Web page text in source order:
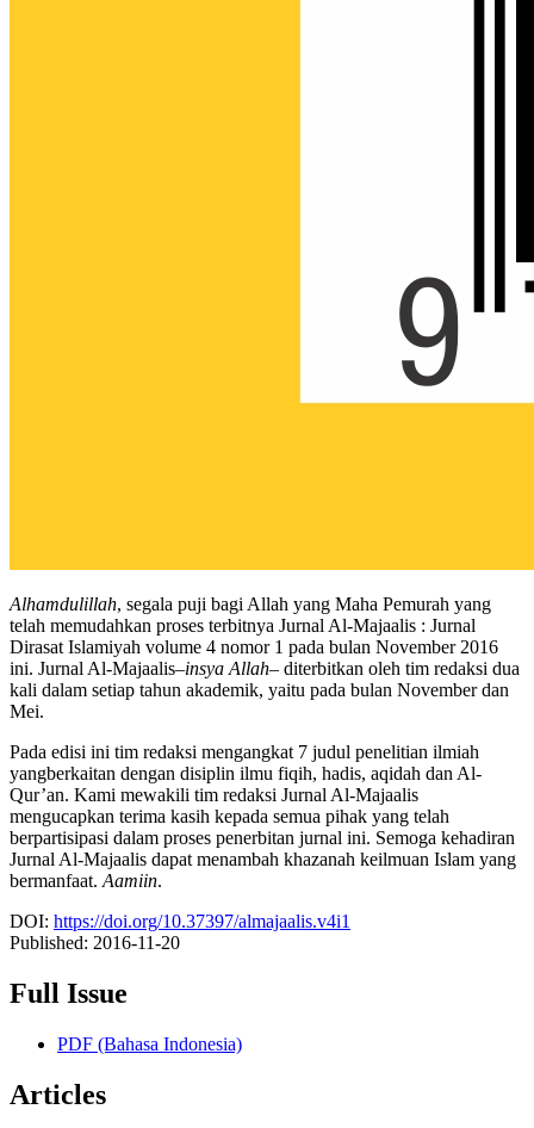
Alhamdulillah, segala puji bagi Allah yang Maha Pemurah yang
telah memudahkan proses terbitnya Jurnal Al-Majaalis : Jurnal
Dirasat Islamiyah volume 4 nomor 1 pada bulan November 2016
ini. Jurnal Al-Majaalis–insya Allah– diterbitkan oleh tim redaksi dua
kali dalam setiap tahun akademik, yaitu pada bulan November dan
Mei.
Pada edisi ini tim redaksi mengangkat 7 judul penelitian ilmiah
yangberkaitan dengan disiplin ilmu fiqih, hadis, aqidah dan Al-
Qur’an. Kami mewakili tim redaksi Jurnal Al-Majaalis
mengucapkan terima kasih kepada semua pihak yang telah
berpartisipasi dalam proses penerbitan jurnal ini. Semoga kehadiran
Jurnal Al-Majaalis dapat menambah khazanah keilmuan Islam yang
bermanfaat. Aamiin.
DOI: https://doi.org/10.37397/almajaalis.v4i1
Published: 2016-11-20
Full Issue
PDF (Bahasa Indonesia)
Articles